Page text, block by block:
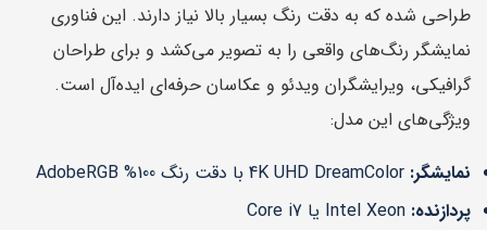
طراحی شده که به دقت رنگ بسیار بالا نیاز دارند. این فناوری
نمایشگر رنگ‌های واقعی را به تصویر می‌کشد و برای طراحان
گرافیکی، ویرایشگران ویدئو و عکاسان حرفه‌ای ایده‌آل است.
ویژگی‌های این مدل:
نمایشگر:
پردازنده: